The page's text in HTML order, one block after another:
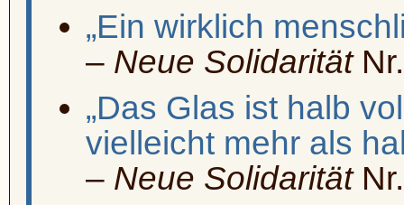
„Ein wirklich
– Neue Solidarität
„Das Glas ist halb
vielleicht mehr als
– Neue Solidarität